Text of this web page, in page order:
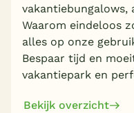
vakantiebungalows,
Waarom eindeloos
alles op onze
Bespaar tijd en
vakantiepark en
Bekijk overzicht